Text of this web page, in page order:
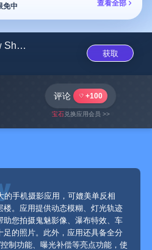
免中 查看全部
慢快门相机 (Slow Shutter Cam)
获取
评论 +100
宝石兑换应用会员 >>
手机摄影应用，可媲美单反相
。应用提供动态模糊、灯光轨迹
您拍摄鬼魅影像、瀑布特效、车
的照片。此外，应用还具备全分
制功能、曝光补偿等亮点功能，使